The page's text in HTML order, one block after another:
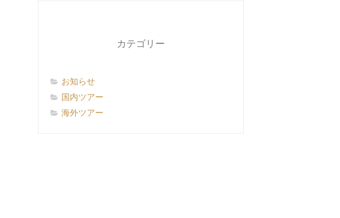
カテゴリー
お知らせ
国内ツアー
海外ツアー